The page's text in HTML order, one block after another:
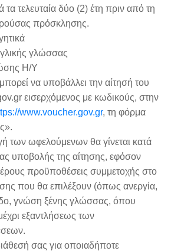
τα τελευταία δύο (2) έτη πριν από τη
πρόσκλησης.
γλώσσας
Η/Υ
να υποβάλλει την αίτησή του
εισερχόμενος με κωδικούς, στην
www.voucher.gov.gr, τη φόρμα
των ωφελούμενων θα γίνεται κατά
υποβολής της αίτησης, εφόσον
προϋποθέσεις συμμετοχής στο
που θα επιλέξουν (όπως ανεργία,
γνώση ξένης γλώσσας, όπου
εξαντλήσεως των
σας για οποιαδήποτε